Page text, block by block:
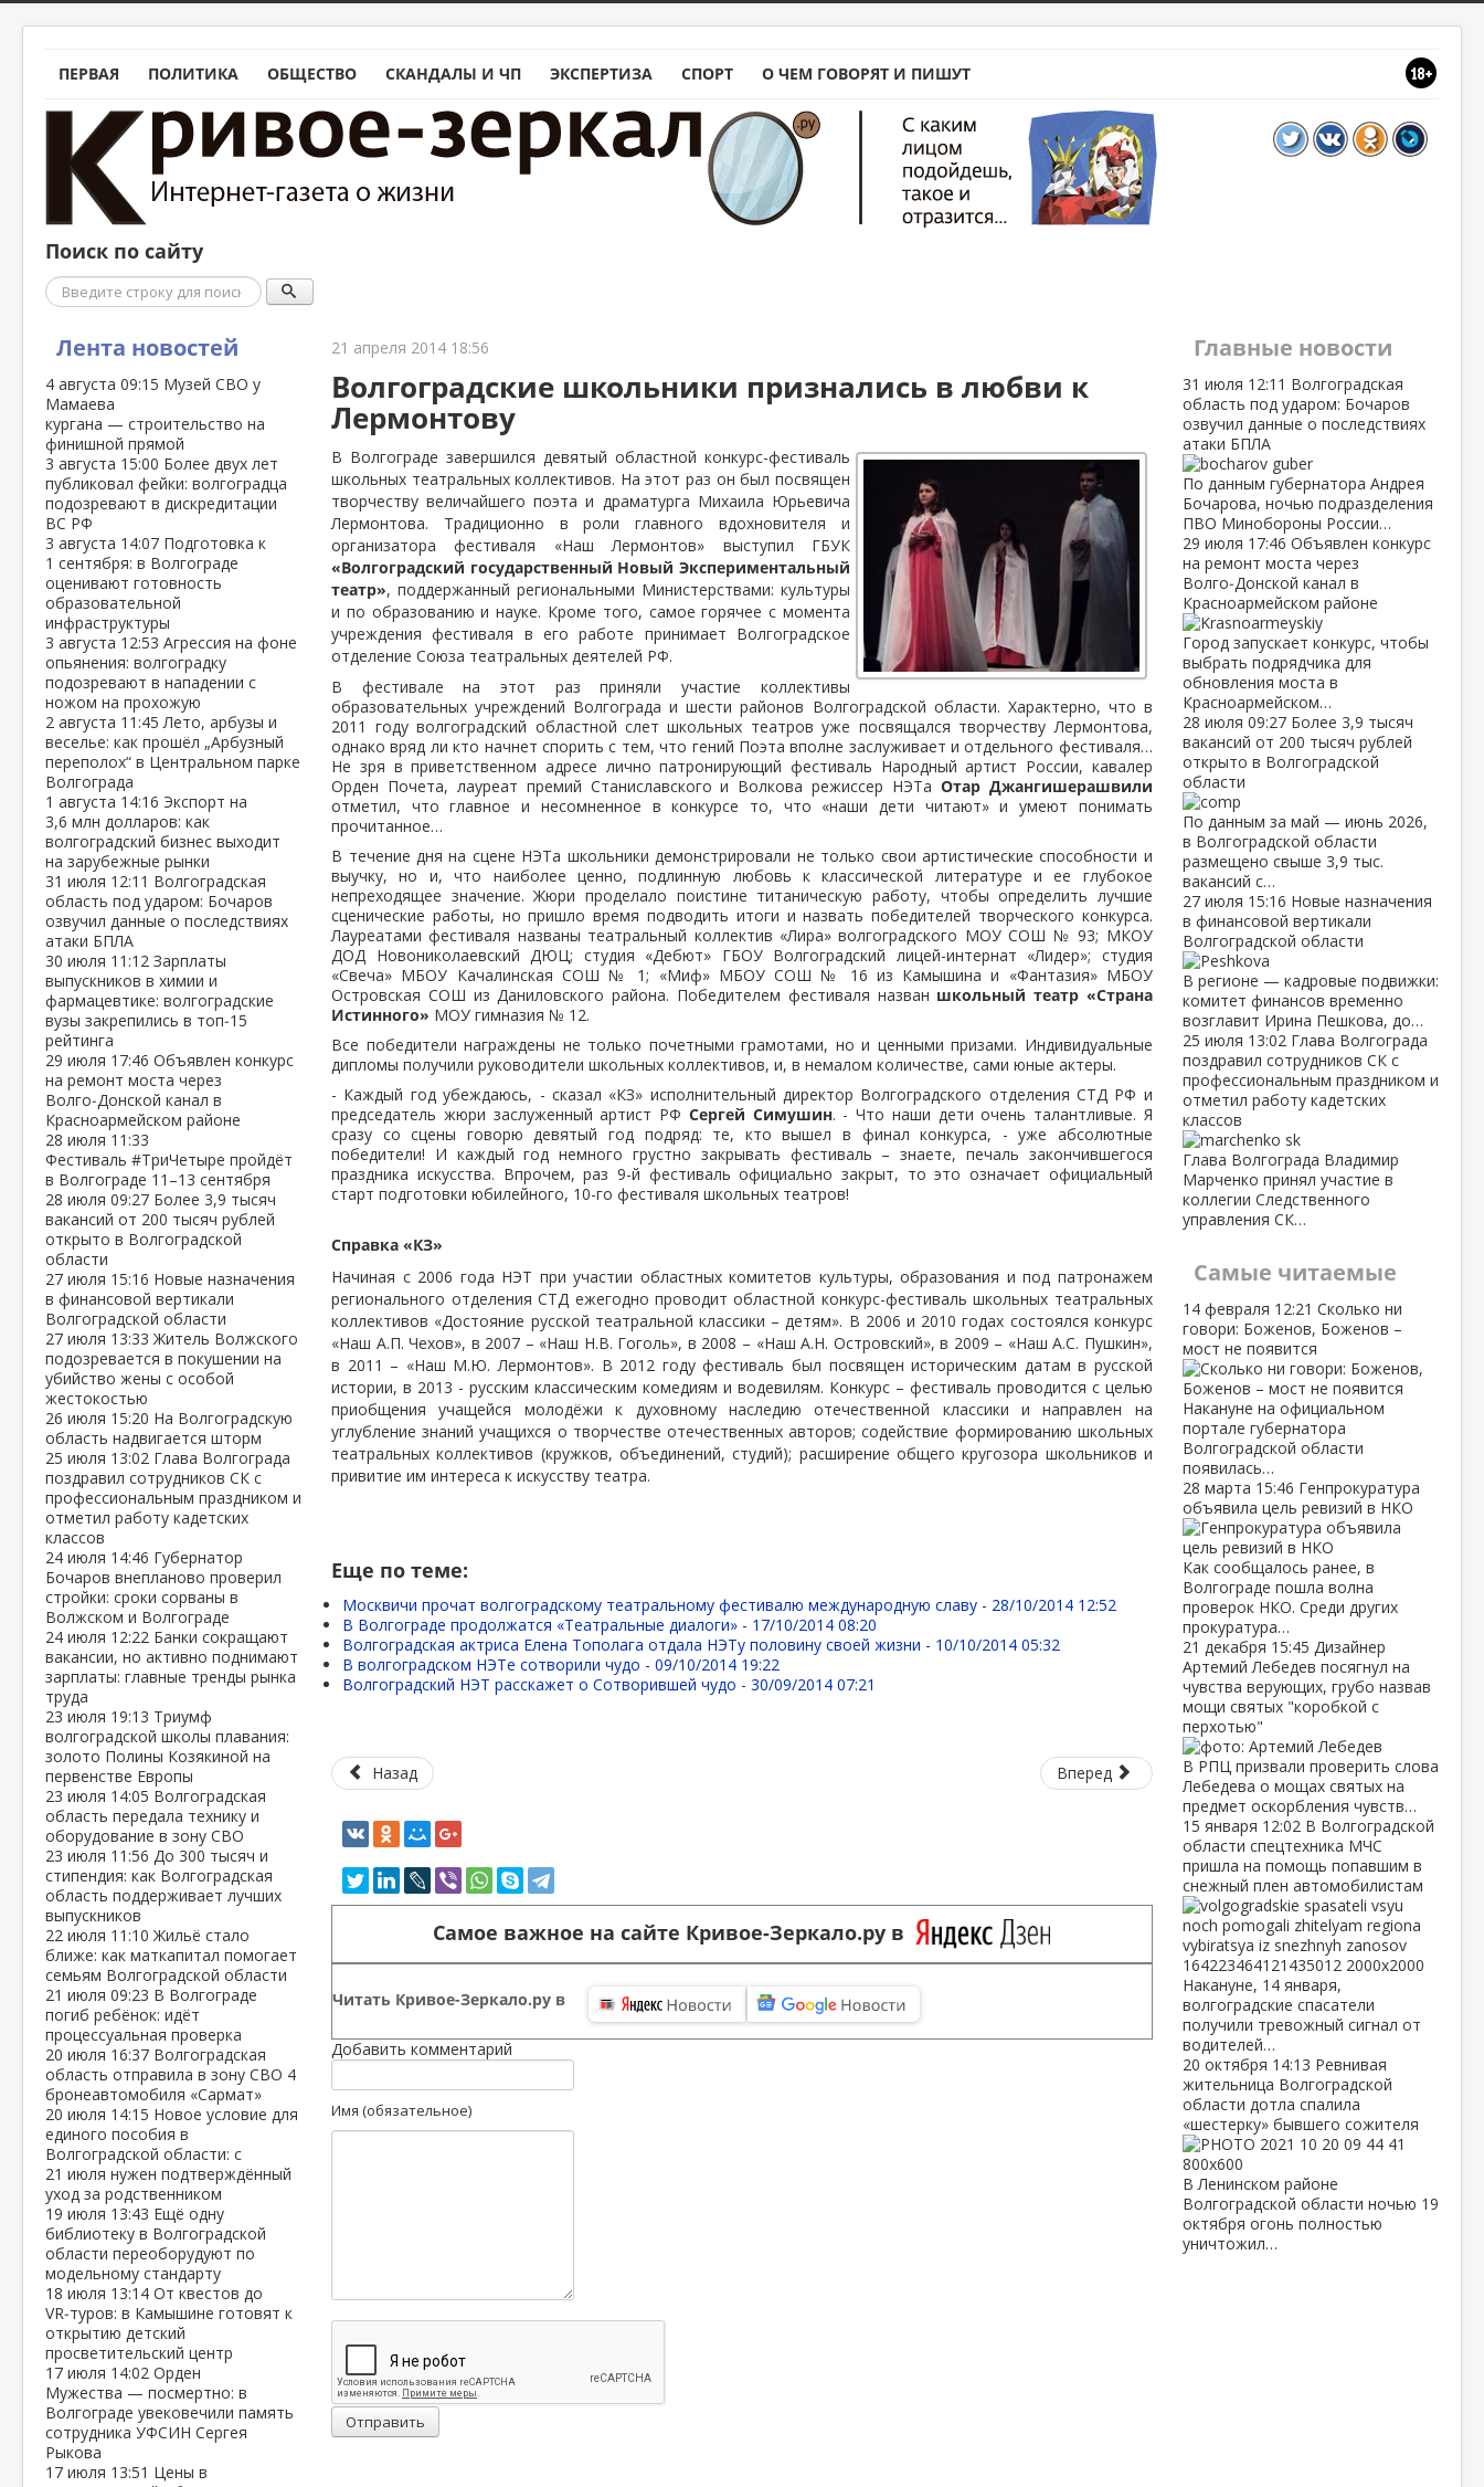
ПЕРВАЯ ПОЛИТИКА ОБЩЕСТВО СКАНДАЛЫ И ЧП ЭКСПЕРТИЗА СПОРТ О ЧЕМ ГОВОРЯТ И ПИШУТ
Поиск по сайту
Поиск
Лента новостей
4 августа 09:15 Музей СВО у
Мамаева
кургана — строительство на
финишной прямой
3 августа 15:00 Более двух лет
публиковал фейки: волгоградца
подозревают в дискредитации
ВС РФ
3 августа 14:07 Подготовка к
1 сентября: в Волгограде
оценивают готовность
образовательной
инфраструктуры
3 августа 12:53 Агрессия на фоне
опьянения: волгоградку
подозревают в нападении с
ножом на прохожую
2 августа 11:45Лето, арбузы и
веселье: как прошёл „Арбузный
переполох“ в Центральном парке
Волгограда
1 августа 14:16 Экспорт на
3,6 млн долларов: как
волгоградский бизнес выходит
на зарубежные рынки
31 июля 12:11 Волгоградская
область под ударом: Бочаров
озвучил данные о последствиях
атаки БПЛА
30 июля 11:12 Зарплаты
выпускников в химии и
фармацевтике: волгоградские
вузы закрепились в топ‑15
рейтинга
29 июля 17:46 Объявлен конкурс
на ремонт моста через
Волго‑Донской канал в
Красноармейском районе
28 июля 11:33
Фестиваль #ТриЧетыре пройдёт
в Волгограде 11–13 сентября
28 июля 09:27 Более 3,9 тысяч
вакансий от 200 тысяч рублей
открыто в Волгоградской
области
27 июля 15:16 Новые назначения
в финансовой вертикали
Волгоградской области
27 июля 13:33Житель Волжского
подозревается в покушении на
убийство жены с особой
жестокостью
26 июля 15:20 На Волгоградскую
область надвигается шторм
25 июля 13:02 Глава Волгограда
поздравил сотрудников СК с
профессиональным праздником и
отметил работу кадетских
классов
24 июля 14:46 Губернатор
Бочаров внепланово проверил
стройки: сроки сорваны в
Волжском и Волгограде
24 июля 12:22 Банки сокращают
вакансии, но активно поднимают
зарплаты: главные тренды рынка
труда
23 июля 19:13 Триумф
волгоградской школы плавания:
золото Полины Козякиной на
первенстве Европы
23 июля 14:05 Волгоградская
область передала технику и
оборудование в зону СВО
23 июля 11:56 До 300 тысяч и
стипендия: как Волгоградская
область поддерживает лучших
выпускников
22 июля 11:10Жильё стало
ближе: как маткапитал помогает
семьям Волгоградской области
21 июля 09:23 В Волгограде
погиб ребёнок: идёт
процессуальная проверка
20 июля 16:37 Волгоградская
область отправила в зону СВО 4
бронеавтомобиля «Сармат»
20 июля 14:15 Новое условие для
единого пособия в
Волгоградской области: с
21 июля нужен подтверждённый
уход за родственником
19 июля 13:43 Ещё одну
библиотеку в Волгоградской
области переоборудуют по
модельному стандарту
18 июля 13:14 От квестов до
VR‑туров: в Камышине готовят к
открытию детский
просветительский центр
17 июля 14:02 Орден
Мужества — посмертно: в
Волгограде увековечили память
сотрудника УФСИН Сергея
Рыкова
17 июля 13:51 Цены в
21 апреля 2014 18:56
Волгоградские школьники признались в любви к
Лермонтову
В Волгограде завершился девятый областной конкурс-фестиваль
школьных театральных коллективов. На этот раз он был посвящен
творчеству величайшего поэта и драматурга Михаила Юрьевича
Лермонтова. Традиционно в роли главного вдохновителя и
организатора фестиваля «Наш Лермонтов» выступил ГБУК
«Волгоградский государственный Новый Экспериментальный
театр», поддержанный региональными Министерствами: культуры
и по образованию и науке. Кроме того, самое горячее с момента
учреждения фестиваля в его работе принимает Волгоградское
отделение Союза театральных деятелей РФ.
В фестивале на этот раз приняли участие коллективы
образовательных учреждений Волгограда и шести районов Волгоградской области. Характерно, что в
2011 году волгоградский областной слет школьных театров уже посвящался творчеству Лермонтова,
однако вряд ли кто начнет спорить с тем, что гений Поэта вполне заслуживает и отдельного фестиваля…
Не зря в приветственном адресе лично патронирующий фестиваль Народный артист России, кавалер
Орден Почета, лауреат премий Станиславского и Волкова режиссер НЭТа Отар Джангишерашвили
отметил, что главное и несомненное в конкурсе то, что «наши дети читают» и умеют понимать
прочитанное…
В течение дня на сцене НЭТа школьники демонстрировали не только свои артистические способности и
выучку, но и, что наиболее ценно, подлинную любовь к классической литературе и ее глубокое
непреходящее значение. Жюри проделало поистине титаническую работу, чтобы определить лучшие
сценические работы, но пришло время подводить итоги и назвать победителей творческого конкурса.
Лауреатами фестиваля названы театральный коллектив «Лира» волгоградского МОУ СОШ № 93; МКОУ
ДОД Новониколаевский ДЮЦ; студия «Дебют» ГБОУ Волгоградский лицей-интернат «Лидер»; студия
«Свеча» МБОУ Качалинская СОШ № 1; «Миф» МБОУ СОШ № 16 из Камышина и «Фантазия» МБОУ
Островская СОШ из Даниловского района. Победителем фестиваля назван школьный театр «Страна
Истинного» МОУ гимназия № 12.
Все победители награждены не только почетными грамотами, но и ценными призами. Индивидуальные
дипломы получили руководители школьных коллективов, и, в немалом количестве, сами юные актеры.
- Каждый год убеждаюсь, - сказал «КЗ» исполнительный директор Волгоградского отделения СТД РФ и
председатель жюри заслуженный артист РФ Сергей Симушин. - Что наши дети очень талантливые. Я
сразу со сцены говорю девятый год подряд: те, кто вышел в финал конкурса, - уже абсолютные
победители! И каждый год немного грустно закрывать фестиваль – знаете, печаль закончившегося
праздника искусства. Впрочем, раз 9-й фестиваль официально закрыт, то это означает официальный
старт подготовки юбилейного, 10-го фестиваля школьных театров!
Справка «КЗ»
Начиная с 2006 года НЭТ при участии областных комитетов культуры, образования и под патронажем
регионального отделения СТД ежегодно проводит областной конкурс-фестиваль школьных театральных
коллективов «Достояние русской театральной классики – детям». В 2006 и 2010 годах состоялся конкурс
«Наш А.П. Чехов», в 2007 – «Наш Н.В. Гоголь», в 2008 – «Наш А.Н. Островский», в 2009 – «Наш А.С. Пушкин»,
в 2011 – «Наш М.Ю. Лермонтов». В 2012 году фестиваль был посвящен историческим датам в русской
истории, в 2013 - русским классическим комедиям и водевилям. Конкурс – фестиваль проводится с целью
приобщения учащейся молодёжи к духовному наследию отечественной классики и направлен на
углубление знаний учащихся о творчестве отечественных авторов; содействие формированию школьных
театральных коллективов (кружков, объединений, студий); расширение общего кругозора школьников и
привитие им интереса к искусству театра.
Еще по теме:
Москвичи прочат волгоградскому театральному фестивалю международную славу - 28/10/2014 12:52
В Волгограде продолжатся «Театральные диалоги» - 17/10/2014 08:20
Волгоградская актриса Елена Тополага отдала НЭТу половину своей жизни - 10/10/2014 05:32
В волгоградском НЭТе сотворили чудо -09/10/2014 19:22
Волгоградский НЭТ расскажет о Сотворившей чудо -30/09/2014 07:21
Назад Вперед
Самое важное на сайте Кривое-Зеркало.ру в
Читать Кривое-Зеркало.ру в
Добавить комментарий
Имя (обязательное)
Отправить
Главные новости
31 июля 12:11 Волгоградская
область под ударом: Бочаров
озвучил данные о последствиях
атаки БПЛА
По данным губернатора Андрея
Бочарова, ночью подразделения
ПВО Минобороны России…
29 июля 17:46 Объявлен конкурс
на ремонт моста через
Волго‑Донской канал в
Красноармейском районе
Город запускает конкурс, чтобы
выбрать подрядчика для
обновления моста в
Красноармейском…
28 июля 09:27 Более 3,9 тысяч
вакансий от 200 тысяч рублей
открыто в Волгоградской
области
По данным за май — июнь 2026,
в Волгоградской области
размещено свыше 3,9 тыс.
вакансий с…
27 июля 15:16 Новые назначения
в финансовой вертикали
Волгоградской области
В регионе — кадровые подвижки:
комитет финансов временно
возглавит Ирина Пешкова, до…
25 июля 13:02 Глава Волгограда
поздравил сотрудников СК с
профессиональным праздником и
отметил работу кадетских
классов
Глава Волгограда Владимир
Марченко принял участие в
коллегии Следственного
управления СК…
Самые читаемые
14 февраля 12:21 Сколько ни
говори: Боженов, Боженов –
мост не появится
Накануне на официальном
портале губернатора
Волгоградской области
появилась…
28 марта 15:46 Генпрокуратура
объявила цель ревизий в НКО
Как сообщалось ранее, в
Волгограде пошла волна
проверок НКО. Среди других
прокуратура…
21 декабря 15:45 Дизайнер
Артемий Лебедев посягнул на
чувства верующих, грубо назвав
мощи святых "коробкой с
перхотью"
В РПЦ призвали проверить слова
Лебедева о мощах святых на
предмет оскорбления чувств…
15 января 12:02 В Волгоградской
области спецтехника МЧС
пришла на помощь попавшим в
снежный плен автомобилистам
Накануне, 14 января,
волгоградские спасатели
получили тревожный сигнал от
водителей…
20 октября 14:13 Ревнивая
жительница Волгоградской
области дотла спалила
«шестерку» бывшего сожителя
В Ленинском районе
Волгоградской области ночью 19
октября огонь полностью
уничтожил…